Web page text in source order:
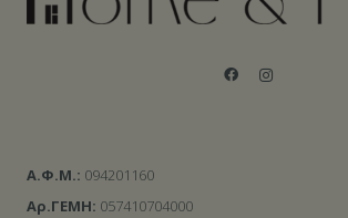
Α.Φ.Μ.: 094201160
Αρ.ΓΕΜΗ: 057410704000